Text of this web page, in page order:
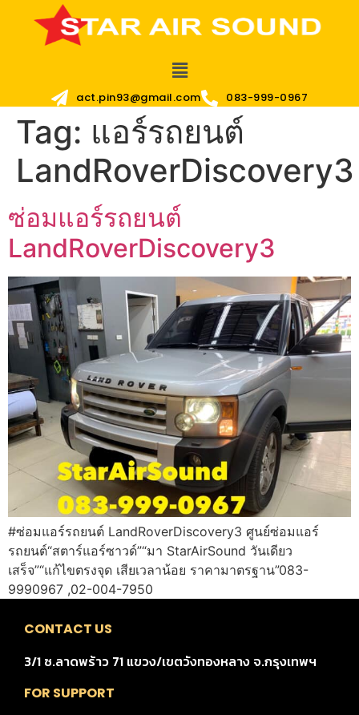
act.pin93@gmail.com 083-999-0967
Tag: แอร์รถยนต์
LandRoverDiscovery3
ซ่อมแอร์รถยนต์
LandRoverDiscovery3
#ซ่อมแอร์รถยนต์ LandRoverDiscovery3 ศูนย์ซ่อมแอร์
รถยนต์“สตาร์แอร์ซาวด์”“มา StarAirSound วันเดียว
เสร็จ”“แก้ไขตรงจุด เสียเวลาน้อย ราคามาตรฐาน”083-
9990967 ,02-004-7950
CONTACT US
3/1 ซ.ลาดพร้าว 71 แขวง/เขตวังทองหลาง จ.กรุงเทพฯ
FOR SUPPORT